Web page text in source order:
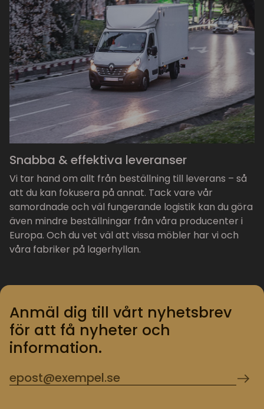
Snabba & effektiva leveranser
Vi tar hand om allt från beställning till leverans – så
att du kan fokusera på annat. Tack vare vår
samordnade och väl fungerande logistik kan du göra
även mindre beställningar från våra producenter i
Europa. Och du vet väl att vissa möbler har vi och
våra fabriker på lagerhyllan.
Anmäl dig till vårt nyhetsbrev
för att få nyheter och
information.